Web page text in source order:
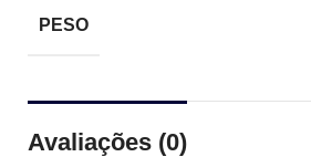
PESO
Avaliações (0)